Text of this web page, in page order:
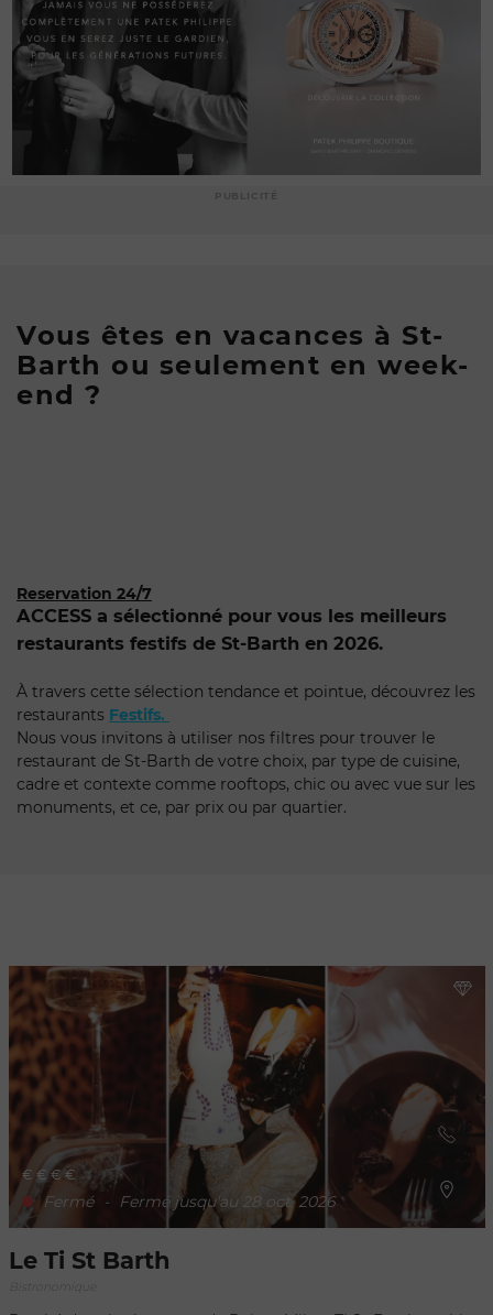
Vous êtes en vacances à St-
Barth ou seulement en week-
end ?
Reservation 24/7
ACCESS a sélectionné pour vous les meilleurs
restaurants festifs de St-Barth en 2026.
À travers cette sélection tendance et pointue, découvrez les
restaurants Festifs.
Nous vous invitons à utiliser nos filtres pour trouver le
restaurant de St-Barth de votre choix, par type de cuisine,
cadre et contexte comme rooftops, chic ou avec vue sur les
monuments, et ce, par prix ou par quartier.
€ € € €
Fermé - Fermé jusqu'au 28 oct. 2026
Le Ti St Barth